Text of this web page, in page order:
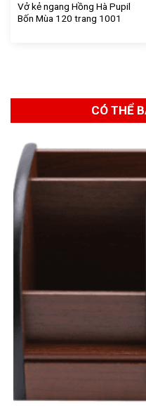
Vở kẻ ngang Hồng Hà Pupil
Bốn Mùa 120 trang 1001
CÓ THỂ